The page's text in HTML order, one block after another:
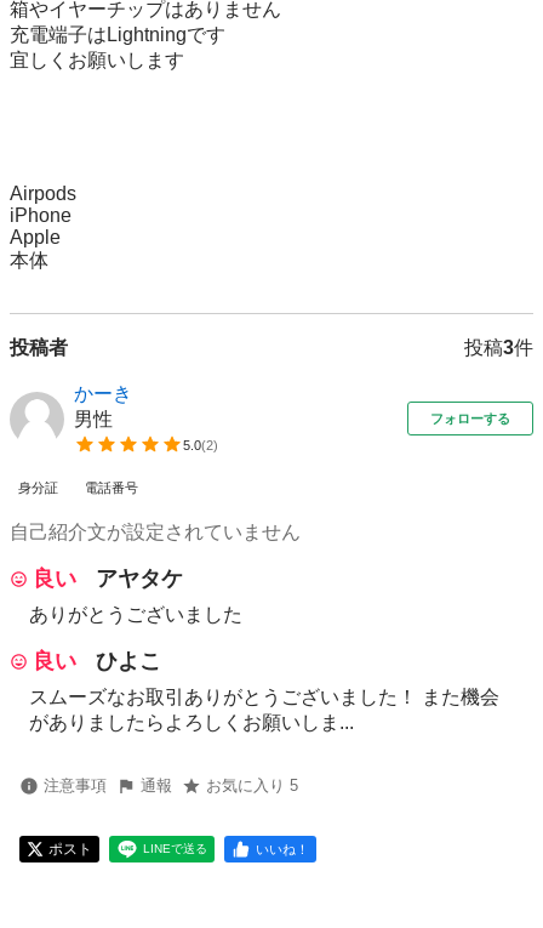
箱やイヤーチップはありません
充電端子はLightningです
宜しくお願いします
Airpods
iPhone
Apple
本体
投稿者 投稿3件
かーき
男性
5.0(2)
フォローする
身分証 電話番号
自己紹介文が設定されていません
良い アヤタケ
ありがとうございました
良い ひよこ
スムーズなお取引ありがとうございました！ また機会
がありましたらよろしくお願いしま...
注意事項 通報 お気に入り 5
ポスト LINEで送る いいね！